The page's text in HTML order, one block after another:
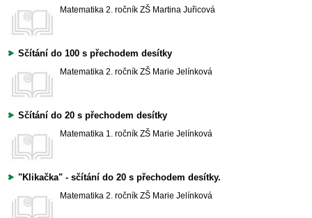
Matematika 2. ročník ZŠ Martina Juřicová
Sčítání do 100 s přechodem desítky
Matematika 2. ročník ZŠ Marie Jelínková
Sčítání do 20 s přechodem desítky
Matematika 1. ročník ZŠ Marie Jelínková
"Klikačka" - sčítání do 20 s přechodem desítky.
Matematika 2. ročník ZŠ Marie Jelínková